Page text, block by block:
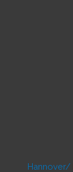
Hannover/